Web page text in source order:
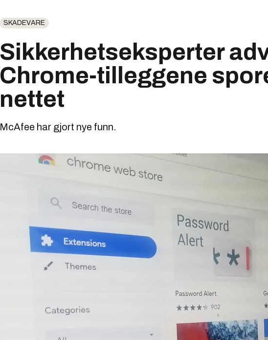
SKADEVARE
Sikkerhetseksperter
Chrome-tilleggene
nettet
McAfee har gjort nye funn.